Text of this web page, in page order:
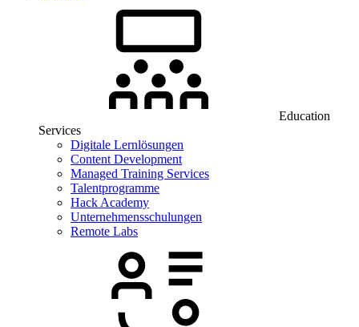
Education
Services
Digitale Lernlösungen
Content Development
Managed Training Services
Talentprogramme
Hack Academy
Unternehmensschulungen
Remote Labs